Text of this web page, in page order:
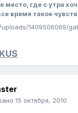
место, где с утра
время такое
1409506069/
15 октября, 2010